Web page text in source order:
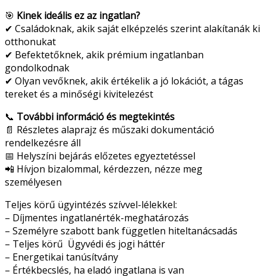
🎯 Kinek ideális ez az ingatlan?
✔ Családoknak, akik saját elképzelés szerint alakítanák ki
otthonukat
✔ Befektetőknek, akik prémium ingatlanban
gondolkodnak
✔ Olyan vevőknek, akik értékelik a jó lokációt, a tágas
tereket és a minőségi kivitelezést
📞 További információ és megtekintés
📄 Részletes alaprajz és műszaki dokumentáció
rendelkezésre áll
📅 Helyszíni bejárás előzetes egyeztetéssel
📲 Hívjon bizalommal, kérdezzen, nézze meg
személyesen
Teljes körű ügyintézés szívvel-lélekkel:
– Díjmentes ingatlanérték-meghatározás
– Személyre szabott bank független hiteltanácsadás
– Teljes körű Ügyvédi és jogi háttér
– Energetikai tanúsítvány
– Értékbecslés, ha eladó ingatlana is van